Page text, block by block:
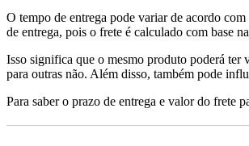
O tempo de entrega pode variar de acordo
de entrega, pois o frete é calculado com base
Isso significa que o mesmo produto poderá ter
para outras não. Além disso, também pode
Para saber o prazo de entrega e valor do frete